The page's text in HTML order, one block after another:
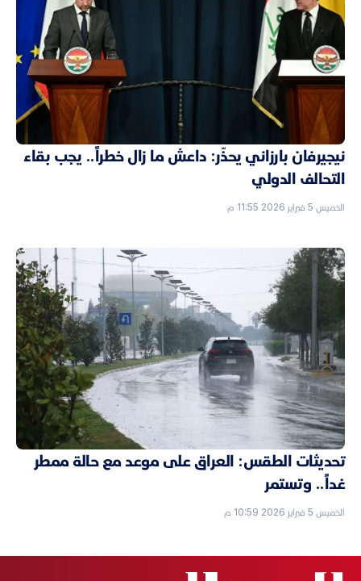
نيجيرفان بارزاني يحذّر: داعش ما زال خطراً.. يجب بقاء
التحالف الدولي
الخميس 5 فبراير 2026 11:55 م
تحديثات الطقس: العراق على موعد مع حالة ممطر
غداً.. وتستمر
الخميس 5 فبراير 2026 10:59 م